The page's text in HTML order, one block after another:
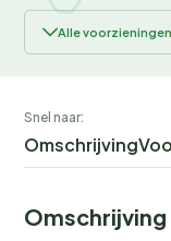
Alle voorzieningen
Snel naar:
Omschrijving
Omschrijving